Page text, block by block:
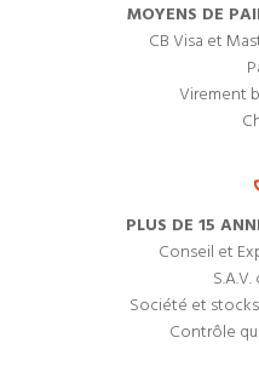
MOYENS DE
CB Visa et
Virement
PLUS DE 15
Conseil et
Société et
Contrôle